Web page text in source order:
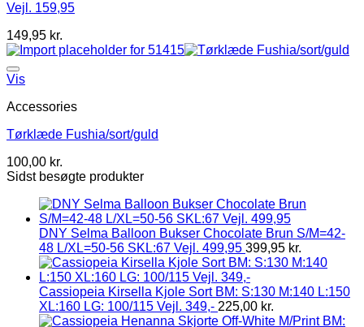
Vejl. 159,95
149,95 kr.
Vis
Accessories
Tørklæde Fushia/sort/guld
100,00 kr.
Sidst besøgte produkter
DNY Selma Balloon Bukser Chocolate Brun S/M=42-
48 L/XL=50-56 SKL:67 Vejl. 499,95 399,95 kr.
Cassiopeia Kirsella Kjole Sort BM: S:130 M:140 L:150
XL:160 LG: 100/115 Vejl. 349,- 225,00 kr.